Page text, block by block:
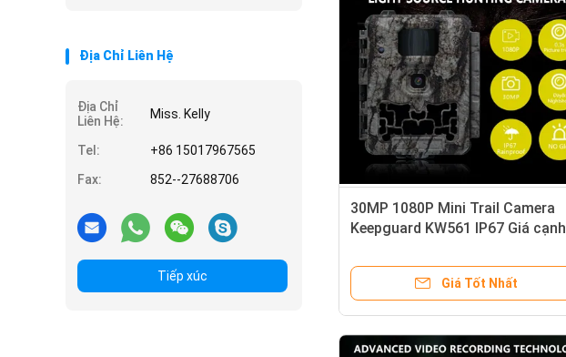
Địa Chỉ Liên Hệ
Địa Chỉ
Liên Hệ:
Miss. Kelly
Tel:
+86 15017967565
Fax:
852--27688706
Tiếp xúc
30MP 1080P Mini Trail Camera
Keepguard KW561 IP67 Giá cạnh
Máy ảnh động vật hoang dã
Giá Tốt Nhất